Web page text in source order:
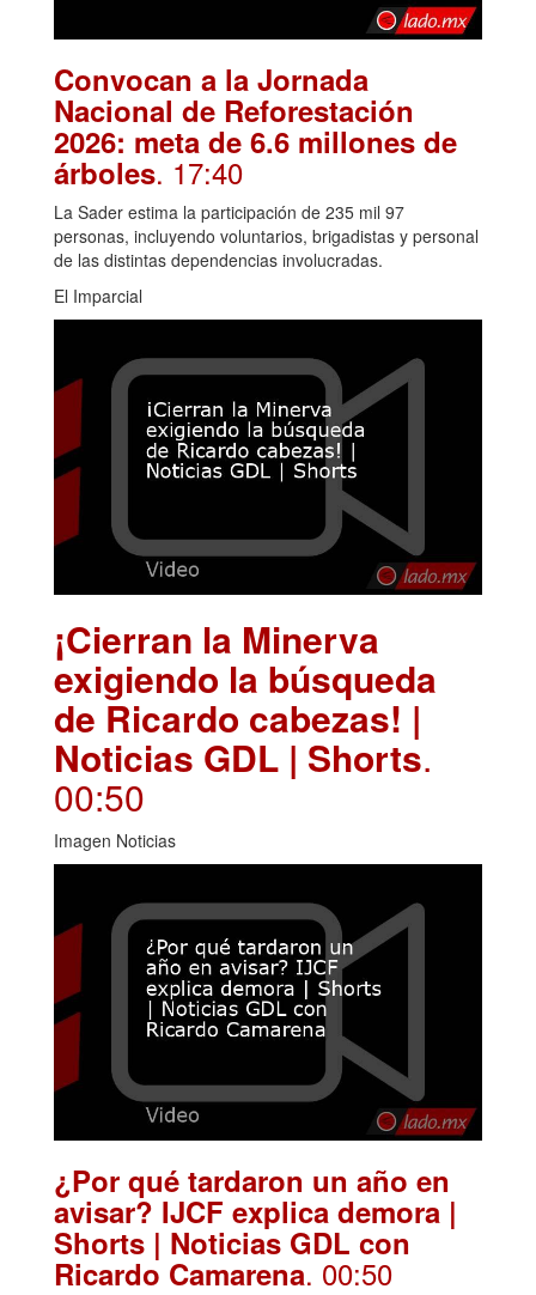
Convocan a la Jornada
Nacional de Reforestación
2026: meta de 6.6 millones de
árboles. 17:40
La Sader estima la participación de 235 mil 97
personas, incluyendo voluntarios, brigadistas y personal
de las distintas dependencias involucradas.
El Imparcial
¡Cierran la Minerva
exigiendo la búsqueda
de Ricardo cabezas! |
Noticias GDL | Shorts.
00:50
Imagen Noticias
¿Por qué tardaron un año en
avisar? IJCF explica demora |
Shorts | Noticias GDL con
Ricardo Camarena. 00:50